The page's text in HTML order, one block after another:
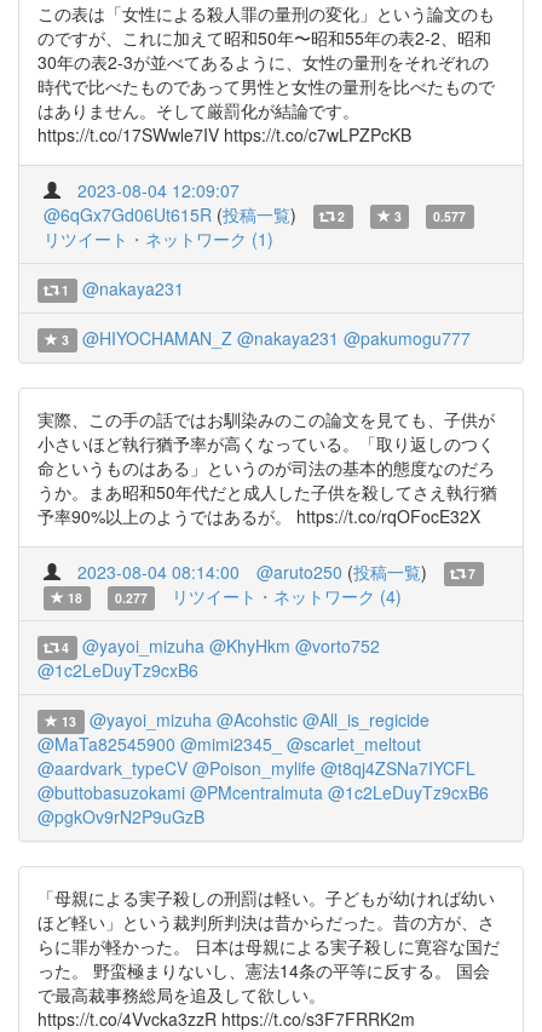
この表は「女性による殺人罪の量刑の変化」という論文のも
のですが、これに加えて昭和50年〜昭和55年の表2-2、昭和
30年の表2-3が並べてあるように、女性の量刑をそれぞれの
時代で比べたものであって男性と女性の量刑を比べたもので
はありません。そして厳罰化が結論です。
https://t.co/17SWwle7IV https://t.co/c7wLPZPcKB
2023-08-04 12:09:07
@6qGx7Gd06Ut615R (投稿一覧) 2 3 0.577
リツイート・ネットワーク (1)
1 @nakaya231
3 @HIYOCHAMAN_Z @nakaya231 @pakumogu777
実際、この手の話ではお馴染みのこの論文を見ても、子供が
小さいほど執行猶予率が高くなっている。「取り返しのつく
命というものはある」というのが司法の基本的態度なのだろ
うか。まあ昭和50年代だと成人した子供を殺してさえ執行猶
予率90%以上のようではあるが。 https://t.co/rqOFocE32X
2023-08-04 08:14:00 @aruto250 (投稿一覧)
7
18
0.277 リツイート・ネットワーク (4)
4 @yayoi_mizuha @KhyHkm @vorto752
@1c2LeDuyTz9cxB6
13 @yayoi_mizuha @Acohstic @All_is_regicide
@MaTa82545900 @mimi2345_
@scarlet_meltout
@aardvark_typeCV @Poison_mylife @t8qj4ZSNa7IYCFL
@buttobasuzokami @PMcentralmuta @1c2LeDuyTz9cxB6
@pgkOv9rN2P9uGzB
「母親による実子殺しの刑罰は軽い。子どもが幼ければ幼い
ほど軽い」という裁判所判決は昔からだった。昔の方が、さ
らに罪が軽かった。 日本は母親による実子殺しに寛容な国だ
った。 野蛮極まりないし、憲法14条の平等に反する。 国会
で最高裁事務総局を追及して欲しい。
https://t.co/4Vvcka3zzR https://t.co/s3F7FRRK2m